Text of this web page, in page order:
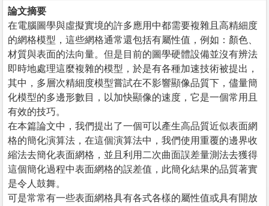
論文摘要
在電腦圖學與虛擬實境的許多應用中都需要複雜且高精細度
的網格模型，這些網格通常還包括有屬性值，例如：顏色、
材質與表面的法向量。但是目前的圖學硬體設備並沒有辨法
即時地處理這麼複雜的模型，於是有各種加速技術被提出，
其中，多層次精細度模型嘗試在不影響顯像品質下，儘量簡
化模型的多邊形數目，以加快顯像的速度，它是一個常用且
有效的技巧。
在本篇論文中，我們提出了一個可以產生高品質近似表面網
格的簡化演算法，在這個演算法中，我們使用重覆的邊界收
縮法去簡化表面網格，並且利用二次曲面誤差量測法去獲得
這個簡化過程中表面網格的誤差值，此簡化結果的品質著實
是令人鼓舞。
可是常常有一些表面網格具有各式各樣的屬性值或具有開放